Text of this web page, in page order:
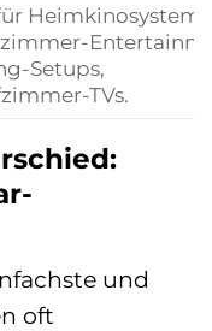
Setups,
TVs.
und
oft